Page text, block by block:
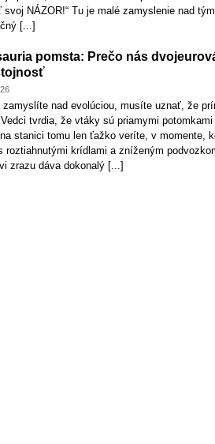
svoj NÁZOR!“ Tu je malé zamyslenie nad
[...]
pomsta: Prečo nás
zamyslíte nad evolúciou, musíte uznať, že
Vedci tvrdia, že vtáky sú priamymi
na stanici tomu len ťažko veríte, v momente,
roztiahnutými krídlami a zníženým
zrazu dáva dokonalý [...]